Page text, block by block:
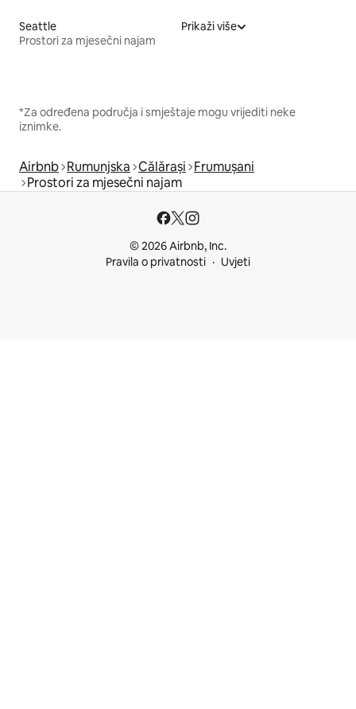
Seattle
Prostori za mjesečni najam
Prikaži više
*Za određena područja i smještaje mogu vrijediti neke
iznimke.
Airbnb Rumunjska Călărași Frumușani
Prostori za mjesečni najam
© 2026 Airbnb, Inc.
Pravila o privatnosti
Uvjeti